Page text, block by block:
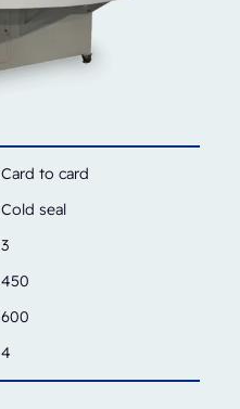
Card to card
Cold seal
3
450
600
4